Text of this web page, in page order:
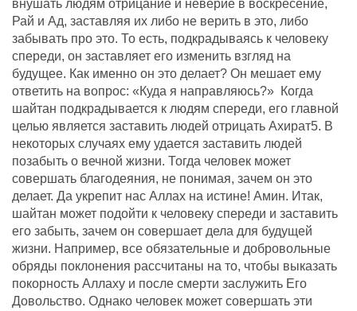
внушать людям отрицание и неверие в воскресение,
Рай и Ад, заставляя их либо не верить в это, либо
забывать про это. То есть, подкрадываясь к человеку
спереди, он заставляет его изменить взгляд на
будущее. Как именно он это делает? Он мешает ему
ответить на вопрос: «Куда я направляюсь?» Когда
шайтан подкрадывается к людям спереди, его главной
целью является заставить людей отрицать Ахират5. В
некоторых случаях ему удается заставить людей
позабыть о вечной жизни. Тогда человек может
совершать благодеяния, не понимая, зачем он это
делает. Да укрепит нас Аллах на истине! Амин. Итак,
шайтан может подойти к человеку спереди и заставить
его забыть, зачем он совершает дела для будущей
жизни. Например, все обязательные и добровольные
обряды поклонения рассчитаны на то, чтобы выказать
покорность Аллаху и после смерти заслужить Его
Довольство. Однако человек может совершать эти